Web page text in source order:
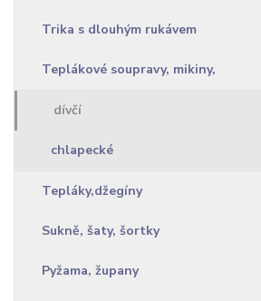
Trika s dlouhým rukávem
Teplákové soupravy, mikiny,
dívčí
chlapecké
Tepláky,džegíny
Sukně, šaty, šortky
Pyžama, župany